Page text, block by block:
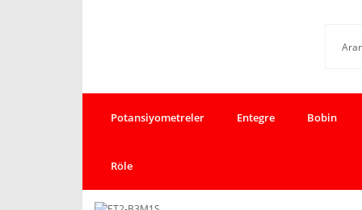
Potansiyometreler Entegre Bobin
Röle